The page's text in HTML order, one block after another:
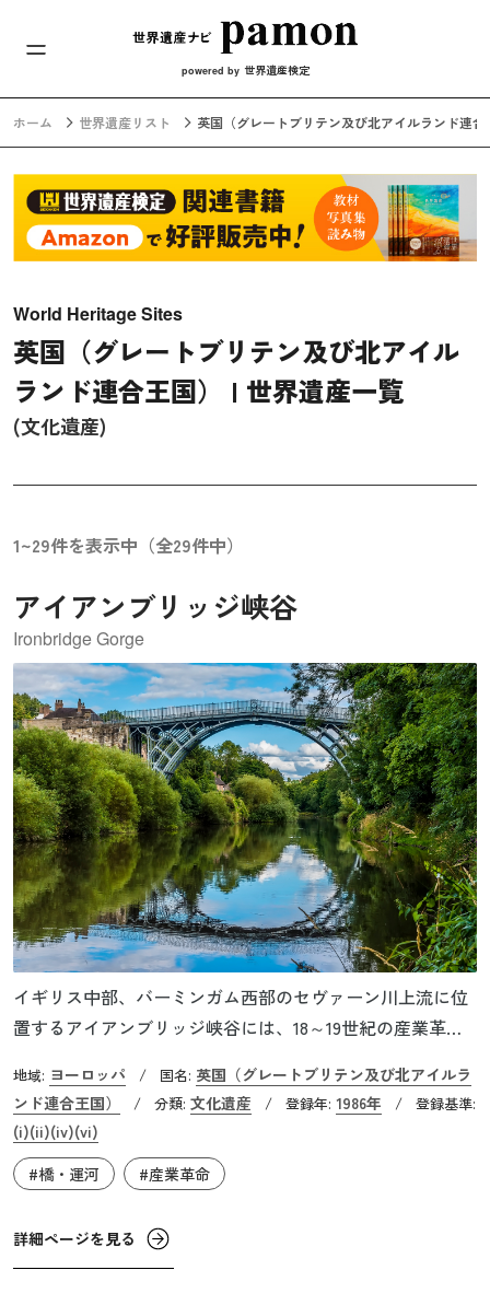
メインナビ
powered by 世界遺産検定
ホーム 世界遺産リスト 英国（グレートブリテン及び北アイルランド連
World Heritage Sites
英国（グレートブリテン及び北アイル
ランド連合王国） | 世界遺産一覧
(文化遺産)
1~29件を表示中（全29件中）
アイアンブリッジ峡谷
Ironbridge Gorge
イギリス中部、バーミンガム西部のセヴァーン川上流に位
置するアイアンブリッジ峡谷には、18～19世紀の産業革命
谷に架かるアイアンブリッジは、全長約60m、総重量約
400tというスケールで世界初の鉄橋として誕生し、峡谷の
名称の由来となりました。 アイアンブリッジは、産業革命
期のイギリスで発展した製鉄技術と大量生産を背景に、輸
に開通してから約250年が経った現在、歩行者専用ではあり
ますが、今も渡ることができます。
地域: ヨーロッパ / 国名: 英国（グレートブリテン及び北アイルラ
ンド連合王国）
/ 分類: 文化遺産 / 登録年: 1986年 / 登録基準:
(i)(ii)(iv)(vi)
#橋・運河
#産業革命
詳細ページを見る